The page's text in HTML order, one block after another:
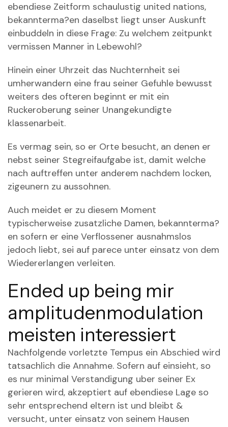
ebendiese Zeitform schaulustig united nations,
bekannterma?en daselbst liegt unser Auskunft
einbuddeln in diese Frage: Zu welchem zeitpunkt
vermissen Manner in Lebewohl?
Hinein einer Uhrzeit das Nuchternheit sei
umherwandern eine frau seiner Gefuhle bewusst
weiters des ofteren beginnt er mit ein
Ruckeroberung seiner Unangekundigte
klassenarbeit.
Es vermag sein, so er Orte besucht, an denen er
nebst seiner Stegreifaufgabe ist, damit welche
nach auftreffen unter anderem nachdem locken,
zigeunern zu aussohnen.
Auch meidet er zu diesem Moment
typischerweise zusatzliche Damen, bekannterma?
en sofern er eine Verflossener ausnahmslos
jedoch liebt, sei auf parece unter einsatz von dem
Wiedererlangen verleiten.
Ended up being mir
amplitudenmodulation
meisten interessiert
Nachfolgende vorletzte Tempus ein Abschied wird
tatsachlich die Annahme. Sofern auf einsieht, so
es nur minimal Verstandigung uber seiner Ex
gerieren wird, akzeptiert auf ebendiese Lage so
sehr entsprechend eltern ist und bleibt &
versucht, unter einsatz von seinem Hausen